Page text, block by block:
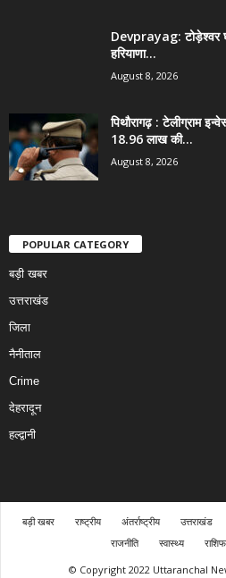
Devprayag: टोड़ेश्वर
हरियाणा...
August 8, 2026
पिथौरागढ़ : टेलीग्राम
18.96 लाख की...
August 8, 2026
POPULAR CATEGORY
बड़ी खबर
उत्तराखंड
जिला
नैनीताल
Crime
देहरादून
हल्द्वानी
बड़ी खबर राष्ट्रीय अंतर्राष्ट्रीय उत्तराखंड
राजनीति
स्वास्थ्य
© Copyright 2022 Uttaranchal